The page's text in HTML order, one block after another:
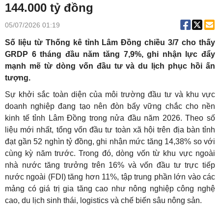
144.000 tỷ đồng
05/07/2026 01:19
Số liệu từ Thống kê tỉnh Lâm Đồng chiều 3/7 cho thấy
GRDP 6 tháng đầu năm tăng 7,9%, ghi nhận lực đẩy
mạnh mẽ từ dòng vốn đầu tư và du lịch phục hồi ấn
tượng.
Sự khởi sắc toàn diện của môi trường đầu tư và khu vực
doanh nghiệp đang tạo nên đòn bẩy vững chắc cho nền
kinh tế tỉnh Lâm Đồng trong nửa đầu năm 2026. Theo số
liệu mới nhất, tổng vốn đầu tư toàn xã hội trên địa bàn tỉnh
đạt gần 52 nghìn tỷ đồng, ghi nhận mức tăng 14,38% so với
cùng kỳ năm trước. Trong đó, dòng vốn từ khu vực ngoài
nhà nước tăng trưởng trên 16% và vốn đầu tư trực tiếp
nước ngoài (FDI) tăng hơn 11%, tập trung phần lớn vào các
mảng có giá trị gia tăng cao như nông nghiệp công nghệ
cao, du lịch sinh thái, logistics và chế biến sâu nông sản.